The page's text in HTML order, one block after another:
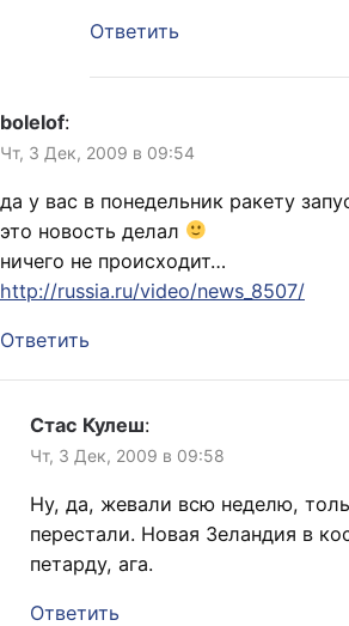
Ответить
bolelof:
Чт, 3 Дек, 2009 в 09:54
да у вас в понедельник ракету
это новость делал
ничего не происходит…
http://russia.ru/video/news_8507/
Ответить
Стас Кулеш:
Чт, 3 Дек, 2009 в 09:58
Ну, да, жевали всю неделю,
перестали. Новая Зеландия в
петарду, ага.
Ответить